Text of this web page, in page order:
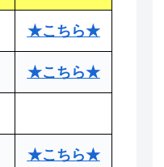
★こちら★
★こちら★
★こちら★